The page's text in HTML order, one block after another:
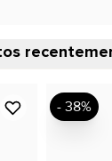
- 38%